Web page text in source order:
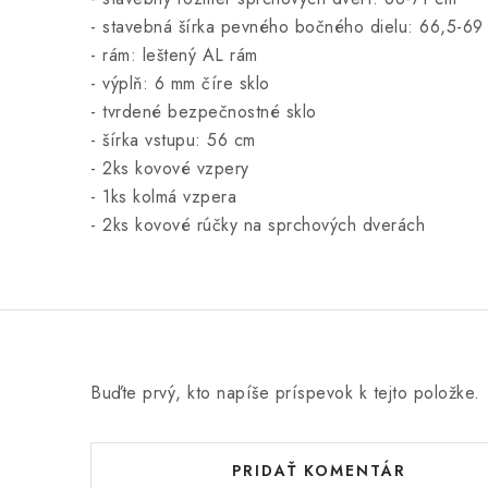
- stavebná šírka pevného bočného dielu: 66,5-69
- rám: leštený AL rám
- výplň: 6 mm číre sklo
- tvrdené bezpečnostné sklo
- šírka vstupu: 56 cm
- 2ks kovové vzpery
- 1ks kolmá vzpera
- 2ks kovové rúčky na sprchových dverách
Buďte prvý, kto napíše príspevok k tejto položke.
PRIDAŤ KOMENTÁR